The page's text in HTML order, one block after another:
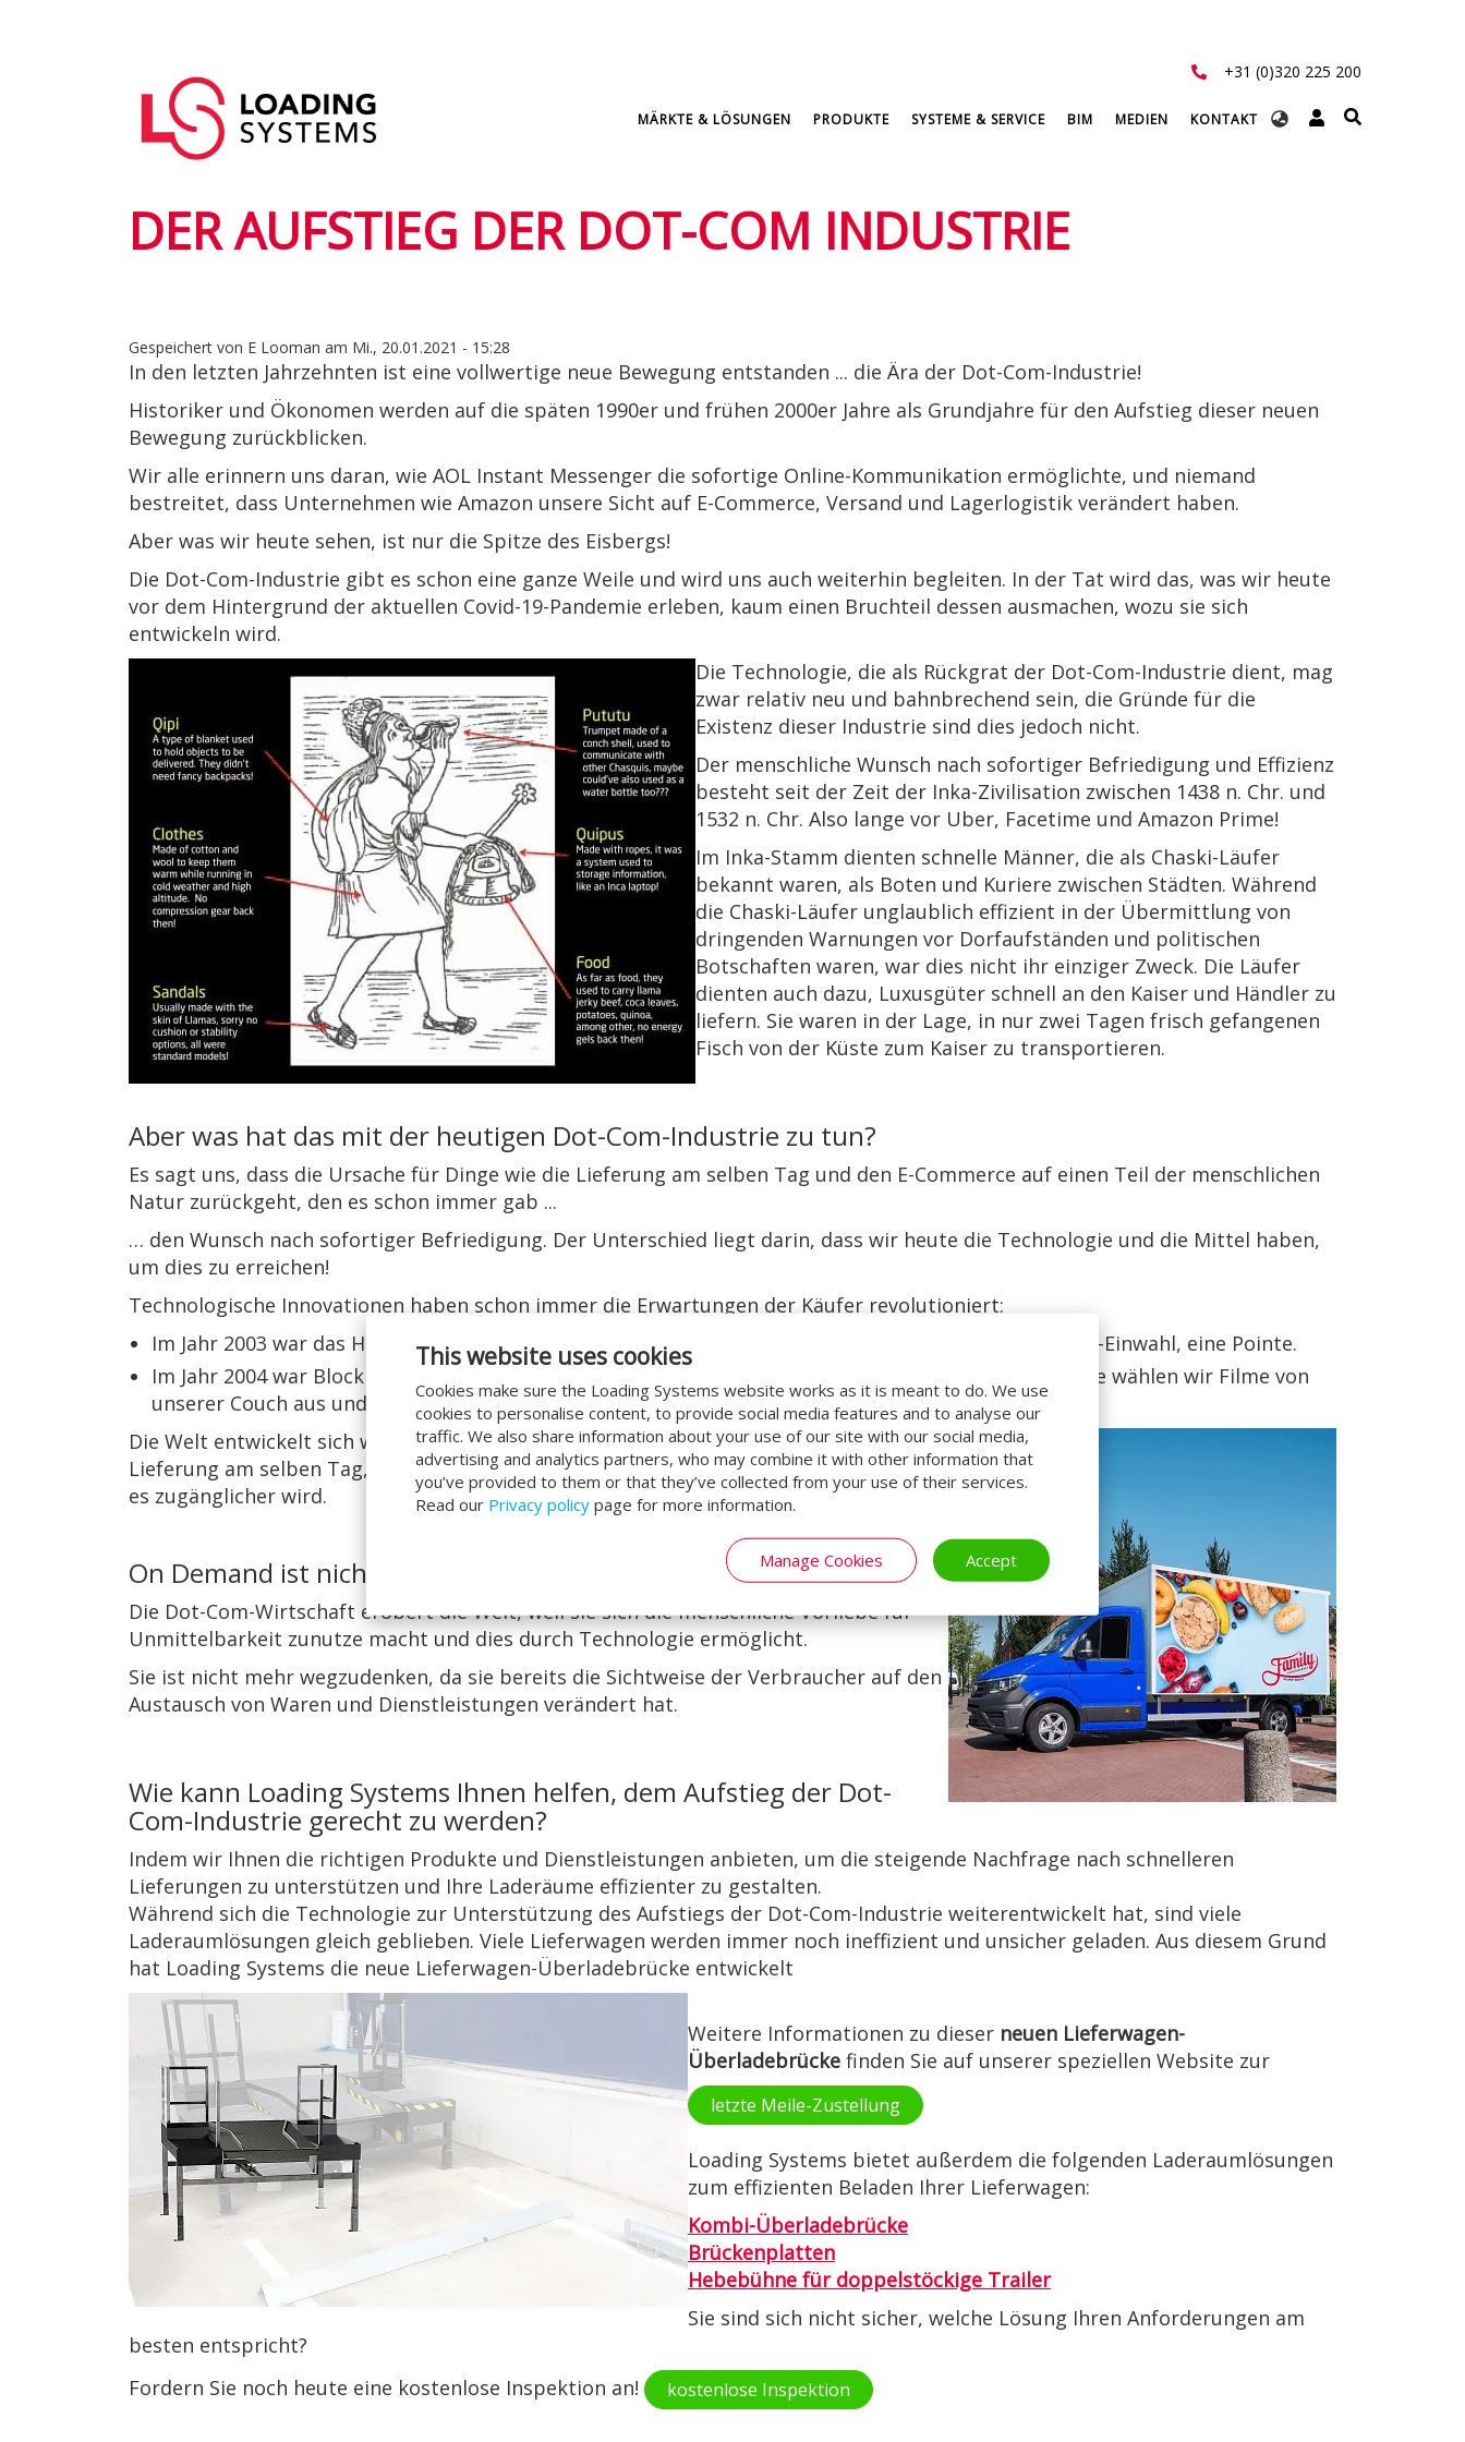
This website uses cookies
Cookies make sure the Loading Systems website works as it is meant to do. We use
cookies to personalise content, to provide social media features and to analyse our
traffic. We also share information about your use of our site with our social media,
advertising and analytics partners, who may combine it with other information that
you’ve provided to them or that they’ve collected from your use of their services.
Read our Privacy policy page for more information.
Manage Cookies Accept
+31 (0)320 225 200
Select
User
account
menu
Hauptnavigation
MÄRKTE & LÖSUNGEN PRODUKTE SYSTEME & SERVICE BIM MEDIEN KONTAKT
DER AUFSTIEG DER DOT-COM INDUSTRIE
Gespeichert von E Looman am Mi., 20.01.2021 - 15:28
In den letzten Jahrzehnten ist eine vollwertige neue Bewegung entstanden ... die Ära der Dot-Com-Industrie!
Historiker und Ökonomen werden auf die späten 1990er und frühen 2000er Jahre als Grundjahre für den Aufstieg dieser neuen
Bewegung zurückblicken.
Wir alle erinnern uns daran, wie AOL Instant Messenger die sofortige Online-Kommunikation ermöglichte, und niemand
bestreitet, dass Unternehmen wie Amazon unsere Sicht auf E-Commerce, Versand und Lagerlogistik verändert haben.
Aber was wir heute sehen, ist nur die Spitze des Eisbergs!
Die Dot-Com-Industrie gibt es schon eine ganze Weile und wird uns auch weiterhin begleiten. In der Tat wird das, was wir heute
vor dem Hintergrund der aktuellen Covid-19-Pandemie erleben, kaum einen Bruchteil dessen ausmachen, wozu sie sich
entwickeln wird.
Die Technologie, die als Rückgrat der Dot-Com-Industrie dient, mag
zwar relativ neu und bahnbrechend sein, die Gründe für die
Existenz dieser Industrie sind dies jedoch nicht.
Der menschliche Wunsch nach sofortiger Befriedigung und Effizienz
besteht seit der Zeit der Inka-Zivilisation zwischen 1438 n. Chr. und
1532 n. Chr. Also lange vor Uber, Facetime und Amazon Prime!
Im Inka-Stamm dienten schnelle Männer, die als Chaski-Läufer
bekannt waren, als Boten und Kuriere zwischen Städten. Während
die Chaski-Läufer unglaublich effizient in der Übermittlung von
dringenden Warnungen vor Dorfaufständen und politischen
Botschaften waren, war dies nicht ihr einziger Zweck. Die Läufer
dienten auch dazu, Luxusgüter schnell an den Kaiser und Händler zu
liefern. Sie waren in der Lage, in nur zwei Tagen frisch gefangenen
Fisch von der Küste zum Kaiser zu transportieren.
Aber was hat das mit der heutigen Dot-Com-Industrie zu tun?
Es sagt uns, dass die Ursache für Dinge wie die Lieferung am selben Tag und den E-Commerce auf einen Teil der menschlichen
Natur zurückgeht, den es schon immer gab ...
… den Wunsch nach sofortiger Befriedigung. Der Unterschied liegt darin, dass wir heute die Technologie und die Mittel haben,
um dies zu erreichen!
Technologische Innovationen haben schon immer die Erwartungen der Käufer revolutioniert:
Im Jahr 2003 war das Hochgeschwindigkeits-Internet ein Luxus, heute ist sein Vorgänger, die Modem-Einwahl, eine Pointe.
Im Jahr 2004 war Blockbuster mit 9.000 Filialen weltweit auf seinem geschäftlichen Höhepunkt. Heute wählen wir Filme von
unserer Couch aus und schauen sie sofort.
Die Welt entwickelt sich weiter, und etwas, das früher als Luxus galt, wie etwa die
Lieferung am selben Tag, wird zunehmend als Notwendigkeit wahrgenommen, sobald
es zugänglicher wird.
On Demand ist nicht mehr wegzudenken
Die Dot-Com-Wirtschaft erobert die Welt, weil sie sich die menschliche Vorliebe für
Unmittelbarkeit zunutze macht und dies durch Technologie ermöglicht.
Sie ist nicht mehr wegzudenken, da sie bereits die Sichtweise der Verbraucher auf den
Austausch von Waren und Dienstleistungen verändert hat.
Wie kann Loading Systems Ihnen helfen, dem Aufstieg der Dot-
Com-Industrie gerecht zu werden?
Indem wir Ihnen die richtigen Produkte und Dienstleistungen anbieten, um die steigende Nachfrage nach schnelleren
Lieferungen zu unterstützen und Ihre Laderäume effizienter zu gestalten.
Während sich die Technologie zur Unterstützung des Aufstiegs der Dot-Com-Industrie weiterentwickelt hat, sind viele
Laderaumlösungen gleich geblieben. Viele Lieferwagen werden immer noch ineffizient und unsicher geladen. Aus diesem Grund
hat Loading Systems die neue Lieferwagen-Überladebrücke entwickelt
Weitere Informationen zu dieser neuen Lieferwagen-
Überladebrücke finden Sie auf unserer speziellen Website zur
letzte Meile-Zustellung
Loading Systems bietet außerdem die folgenden Laderaumlösungen
zum effizienten Beladen Ihrer Lieferwagen:
Kombi-Überladebrücke
Brückenplatten
Hebebühne für doppelstöckige Trailer
Sie sind sich nicht sicher, welche Lösung Ihren Anforderungen am
besten entspricht?
Fordern Sie noch heute eine kostenlose Inspektion an!
kostenlose Inspektion